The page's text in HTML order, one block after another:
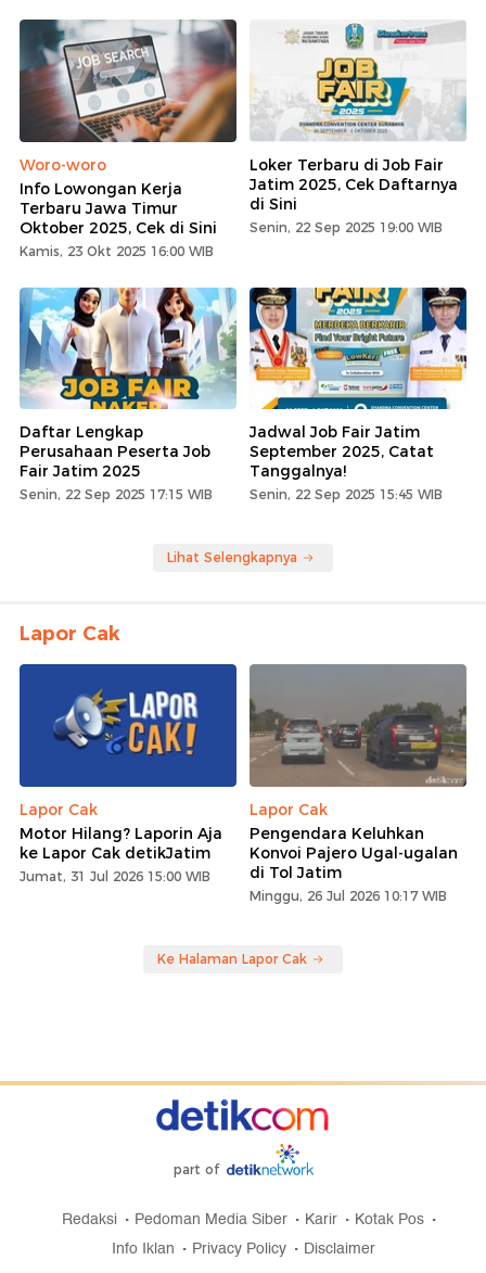
Woro-woro
Info Lowongan Kerja
Terbaru Jawa Timur
Oktober 2025, Cek di Sini
Kamis, 23 Okt 2025 16:00 WIB
Loker Terbaru di Job Fair
Jatim 2025, Cek Daftarnya
di Sini
Senin, 22 Sep 2025 19:00 WIB
Daftar Lengkap
Perusahaan Peserta Job
Fair Jatim 2025
Senin, 22 Sep 2025 17:15 WIB
Jadwal Job Fair Jatim
September 2025, Catat
Tanggalnya!
Senin, 22 Sep 2025 15:45 WIB
Lihat Selengkapnya
Lapor Cak
Lapor Cak
Motor Hilang? Laporin Aja
ke Lapor Cak detikJatim
Jumat, 31 Jul 2026 15:00 WIB
Lapor Cak
Pengendara Keluhkan
Konvoi Pajero Ugal-ugalan
di Tol Jatim
Minggu, 26 Jul 2026 10:17 WIB
Ke Halaman Lapor Cak
part of
Redaksi Pedoman Media Siber Karir
Kotak Pos
Info Iklan
Privacy Policy Disclaimer